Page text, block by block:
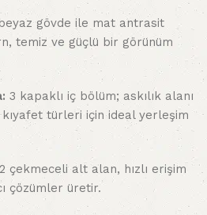
gövde ile mat antrasit
temiz ve güçlü bir görünüm
3 kapaklı iç bölüm; askılık alanı
türleri için ideal yerleşim
çekmeceli alt alan, hızlı erişim
çözümler üretir.